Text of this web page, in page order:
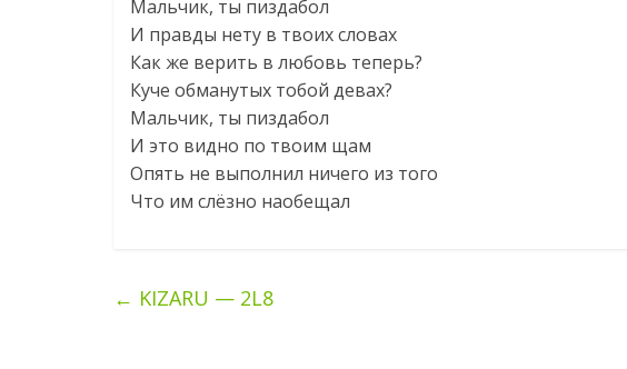
Мальчик, ты пиздабол
И правды нету в твоих словах
Как же верить в любовь теперь?
Куче обманутых тобой девах?
Мальчик, ты пиздабол
И это видно по твоим щам
Опять не выполнил ничего из того
Что им слёзно наобещал
← KIZARU — 2L8